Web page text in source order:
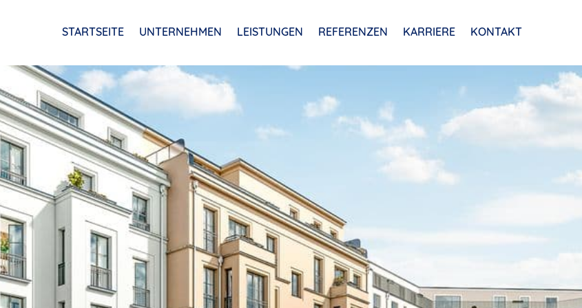
STARTSEITE UNTERNEHMEN LEISTUNGEN REFERENZEN KARRIERE KONTAKT